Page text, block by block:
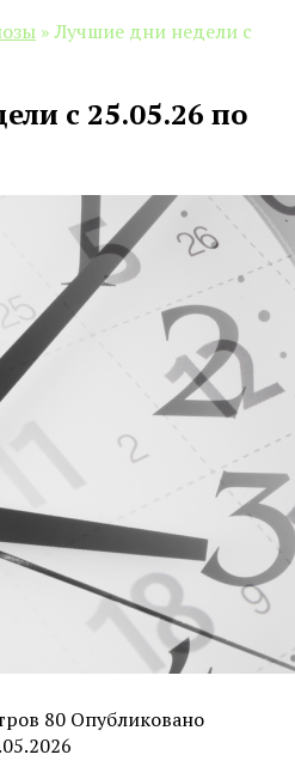
» Лучшие дни недели с
с 25.05.26 по
80 Опубликовано